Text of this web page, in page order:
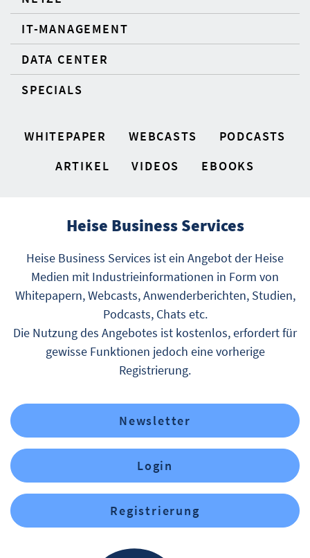
IT-MANAGEMENT
DATA CENTER
SPECIALS
WHITEPAPER WEBCASTS
PODCASTS
ARTIKEL
VIDEOS EBOOKS
Heise Business Services
Heise Business Services ist ein Angebot der Heise
Medien mit Industrieinformationen in Form von
Whitepapern, Webcasts, Anwenderberichten, Studien,
Podcasts, Chats etc.
Die Nutzung des Angebotes ist kostenlos, erfordert für
gewisse Funktionen jedoch eine vorherige
Registrierung.
Newsletter
Login
Registrierung